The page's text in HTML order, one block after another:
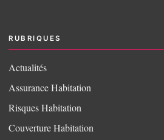
RUBRIQUES
Actualités
Assurance Habitation
Risques Habitation
Couverture Habitation